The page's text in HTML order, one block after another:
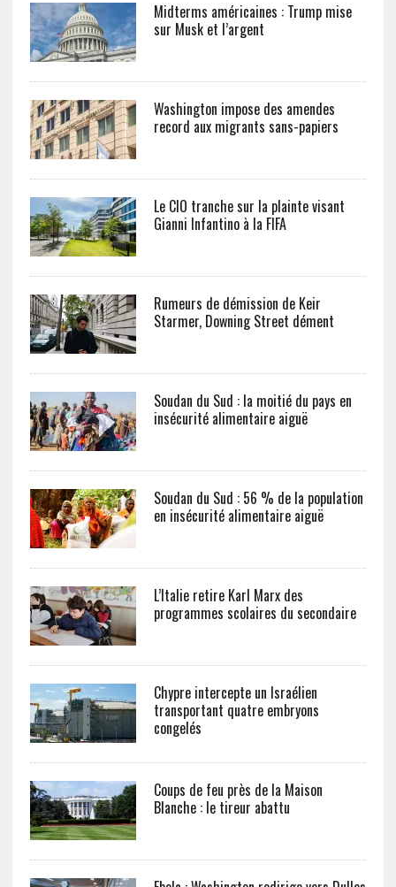
Midterms américaines : Trump mise
sur Musk et l’argent
Washington impose des amendes
record aux migrants sans-papiers
Le CIO tranche sur la plainte visant
Gianni Infantino à la FIFA
Rumeurs de démission de Keir
Starmer, Downing Street dément
Soudan du Sud : la moitié du pays en
insécurité alimentaire aiguë
Soudan du Sud : 56 % de la population
en insécurité alimentaire aiguë
L’Italie retire Karl Marx des
programmes scolaires du secondaire
Chypre intercepte un Israélien
transportant quatre embryons
congelés
Coups de feu près de la Maison
Blanche : le tireur abattu